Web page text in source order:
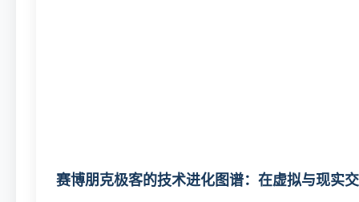
赛博朋克极客的技术进化图谱：在虚拟与现实